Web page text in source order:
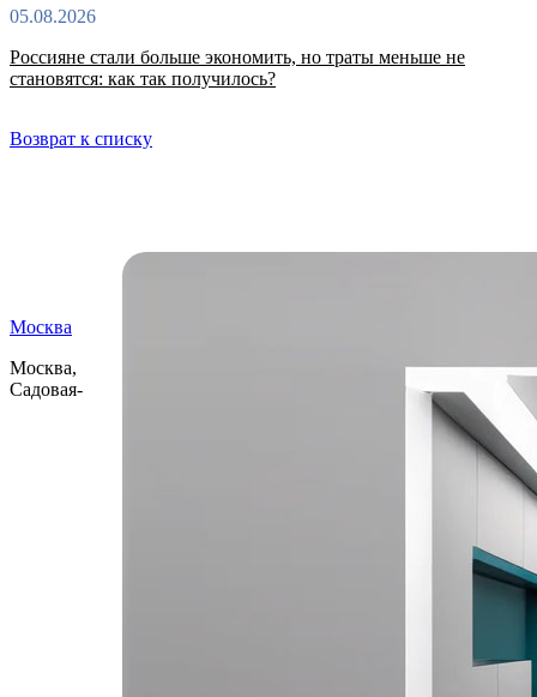
05.08.2026
Россияне стали больше экономить, но траты меньше не
становятся: как так получилось?
Возврат к списку
Москва
Москва,
Садовая-